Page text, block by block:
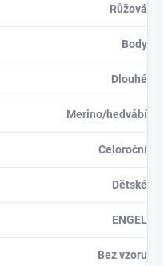
Růžová
Body
Dlouhé
Merino/hedvábí
Celoroční
Dětské
ENGEL
Bez vzoru